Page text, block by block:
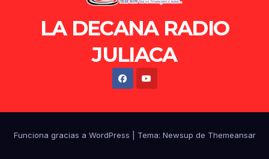
LA DECANA RADIO
JULIACA
Funciona gracias a WordPress Tema: Newsup de Themeansar